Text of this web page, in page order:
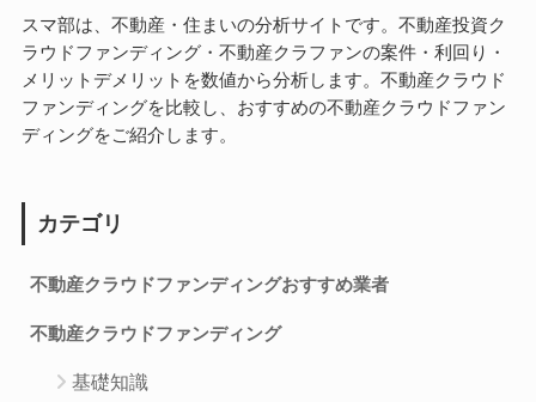
スマ部は、不動産・住まいの分析サイトです。不動産投資ク
ラウドファンディング・不動産クラファンの案件・利回り・
メリットデメリットを数値から分析します。不動産クラウド
ファンディングを比較し、おすすめの不動産クラウドファン
ディングをご紹介します。
カテゴリ
不動産クラウドファンディングおすすめ業者
不動産クラウドファンディング
基礎知識